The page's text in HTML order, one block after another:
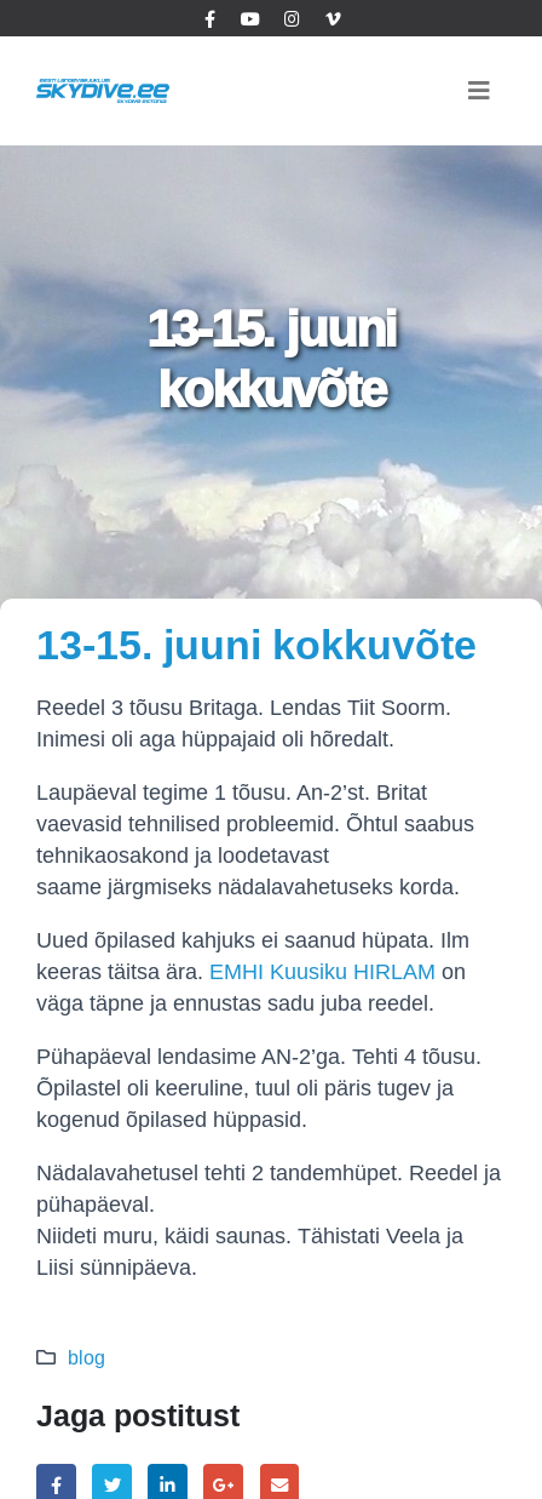
13-15. juuni
kokkuvõte
13-15. juuni kokkuvõte
Reedel 3 tõusu Britaga. Lendas Tiit Soorm.
Inimesi oli aga hüppajaid oli hõredalt.
Laupäeval tegime 1 tõusu. An-2’st. Britat
vaevasid tehnilised probleemid. Õhtul saabus
tehnikaosakond ja loodetavast
saame järgmiseks nädalavahetuseks korda.
Uued õpilased kahjuks ei saanud hüpata. Ilm
keeras täitsa ära. EMHI Kuusiku HIRLAM on
väga täpne ja ennustas sadu juba reedel.
Pühapäeval lendasime AN-2’ga. Tehti 4 tõusu.
Õpilastel oli keeruline, tuul oli päris tugev ja
kogenud õpilased hüppasid.
Nädalavahetusel tehti 2 tandemhüpet. Reedel ja
pühapäeval.
Niideti muru, käidi saunas. Tähistati Veela ja
Liisi sünnipäeva.
blog
Jaga postitust